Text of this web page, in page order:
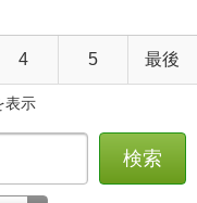
4 5 最後
表示
検索